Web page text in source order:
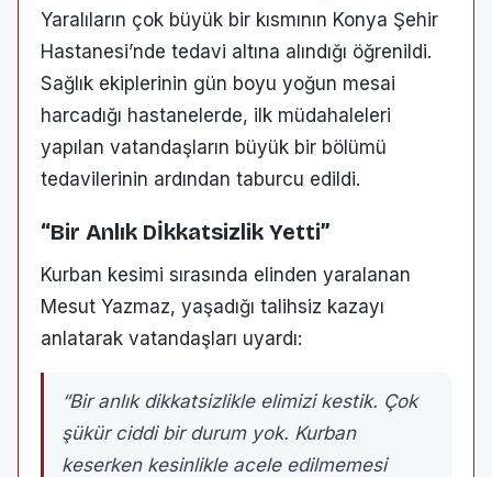
Yaralıların çok büyük bir kısmının Konya Şehir
Hastanesi’nde tedavi altına alındığı öğrenildi.
Sağlık ekiplerinin gün boyu yoğun mesai
harcadığı hastanelerde, ilk müdahaleleri
yapılan vatandaşların büyük bir bölümü
tedavilerinin ardından taburcu edildi.
“Bir Anlık Dİkkatsizlik Yetti”
Kurban kesimi sırasında elinden yaralanan
Mesut Yazmaz, yaşadığı talihsiz kazayı
anlatarak vatandaşları uyardı:
“Bir anlık dikkatsizlikle elimizi kestik. Çok
şükür ciddi bir durum yok. Kurban
keserken kesinlikle acele edilmemesi